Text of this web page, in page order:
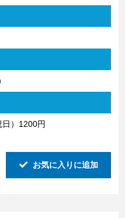
）1200円
お気に入りに追加